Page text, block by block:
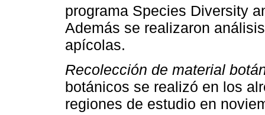
programa Species Diversity
Además se realizaron
apícolas.
Recolección de material
botánicos se realizó en los
regiones de estudio en